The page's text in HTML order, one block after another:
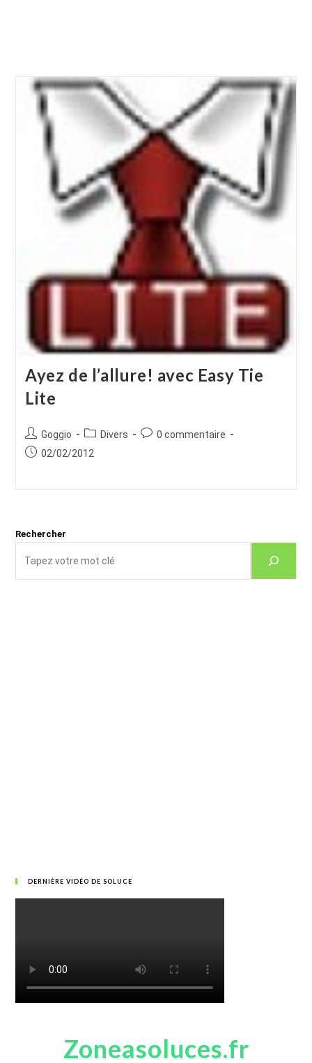
Ayez de l’allure! avec Easy Tie
Lite
Auteur/autrice
de
Goggio
Post
category:
Divers
Commentaires
0 commentaire
Publication
02/02/2012
Rechercher
DERNIÈRE VIDÉO DE SOLUCE
Zoneasoluces.fr